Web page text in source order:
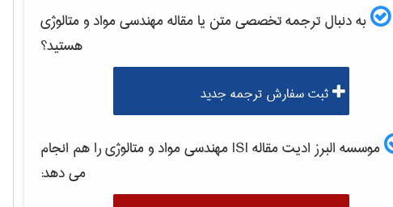
به دنبال ترجمه تخصصی متن یا مقالهمهندسی مواد و متالوژی
هستید؟
ثبت سفارش ترجمه جدید
موسسه البرز ادیت مقاله ISI مهندسی مواد و متالوژیرا هم انجام
می دهد: